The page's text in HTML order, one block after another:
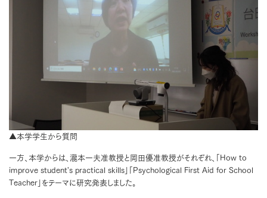
▲本学学生から質問
一方、本学からは、瀧本一夫准教授と岡田優准教授がそれぞれ、「How to
improve student's practical skills」「Psychological First Aid for School
Teacher」をテーマに研究発表しました。